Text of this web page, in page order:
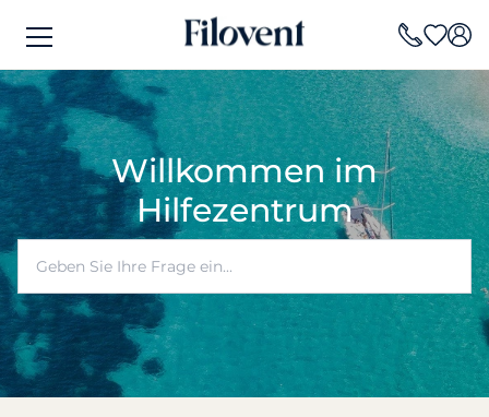
Willkommen im
Hilfezentrum